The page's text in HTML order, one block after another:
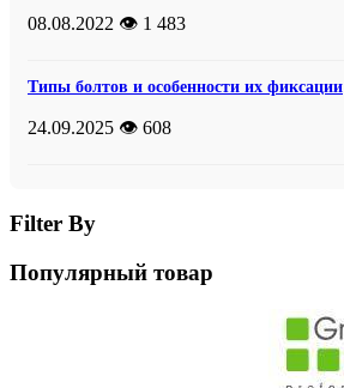
08.08.2022 👁️ 1 483
Типы болтов и особенности их фиксации
24.09.2025 👁️ 608
Filter By
Популярный товар